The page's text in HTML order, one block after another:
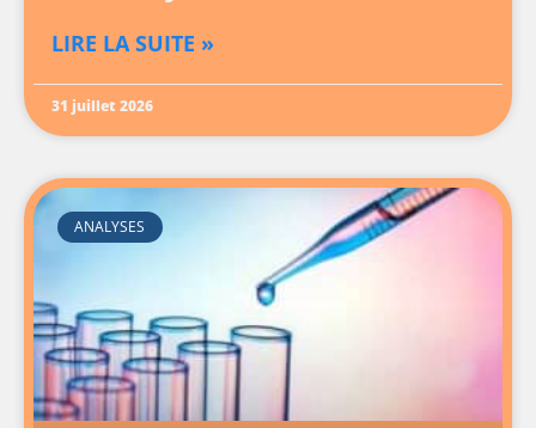
LIRE LA SUITE »
31 juillet 2026
ANALYSES